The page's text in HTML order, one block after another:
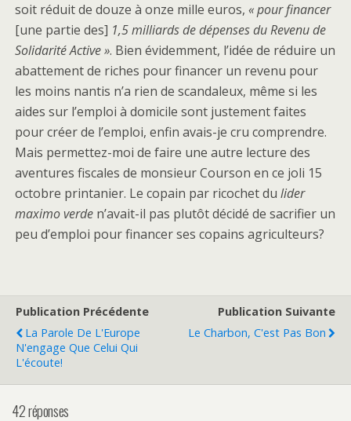
soit réduit de douze à onze mille euros, « pour financer
[une partie des] 1,5 milliards de dépenses du Revenu de
Solidarité Active ». Bien évidemment, l’idée de réduire un
abattement de riches pour financer un revenu pour
les moins nantis n’a rien de scandaleux, même si les
aides sur l’emploi à domicile sont justement faites
pour créer de l’emploi, enfin avais-je cru comprendre.
Mais permettez-moi de faire une autre lecture des
aventures fiscales de monsieur Courson en ce joli 15
octobre printanier. Le copain par ricochet du lider
maximo verde n’avait-il pas plutôt décidé de sacrifier un
peu d’emploi pour financer ses copains agriculteurs?
Publication Précédente
La Parole De L'Europe
N'engage Que Celui Qui
L'écoute!
Publication Suivante
Le Charbon, C'est Pas Bon
42 réponses